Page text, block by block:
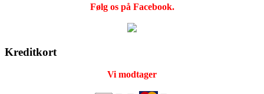
Følg os på Facebook.
Kreditkort
Vi modtager